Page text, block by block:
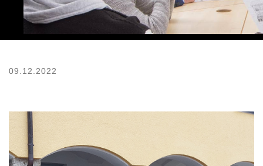
09.12.2022